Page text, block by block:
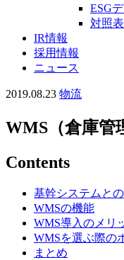
ESG
対照表
IR情報
採用情報
ニュース
2019.08.23 物流
WMS（倉庫管
Contents
基幹システムと
WMSの機能
WMS導入のメリ
WMSを選ぶ際の
まとめ